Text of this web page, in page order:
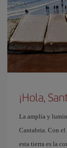
¡Hola,
La amplia y
Cantabria. Con
esta tierra es la